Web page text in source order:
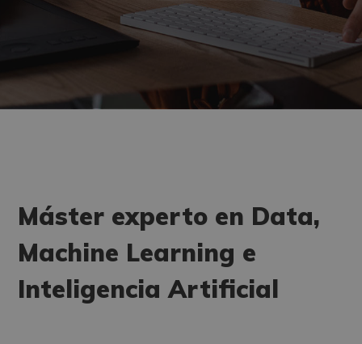
Máster experto en Data,
Machine Learning e
Inteligencia Artificial